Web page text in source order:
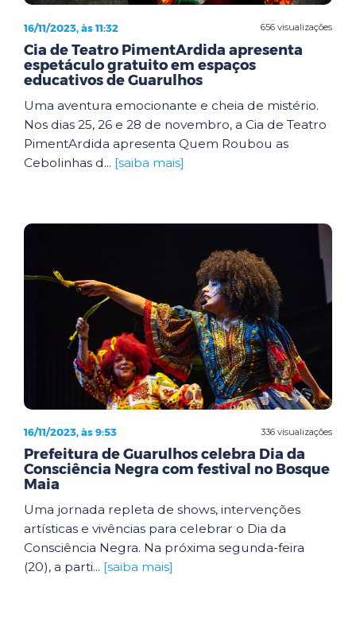
656 visualizações
16/11/2023, às 11:32
Cia de Teatro PimentArdida apresenta
espetáculo gratuito em espaços
educativos de Guarulhos
Uma aventura emocionante e cheia de mistério.
Nos dias 25, 26 e 28 de novembro, a Cia de Teatro
PimentArdida apresenta Quem Roubou as
Cebolinhas d... [saiba mais]
336 visualizações
16/11/2023, às 9:53
Prefeitura de Guarulhos celebra Dia da
Consciência Negra com festival no Bosque
Maia
Uma jornada repleta de shows, intervenções
artísticas e vivências para celebrar o Dia da
Consciência Negra. Na próxima segunda-feira
(20), a parti... [saiba mais]